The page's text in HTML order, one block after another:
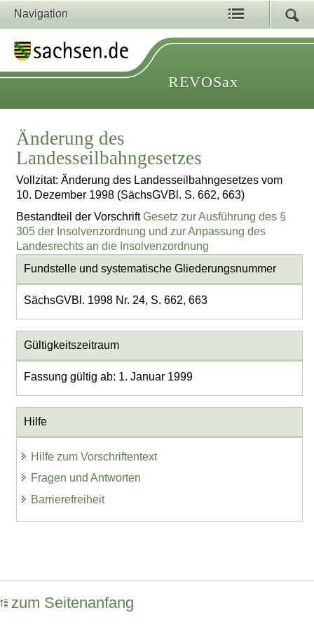
Navigation
REVOSax
Änderung des
Landesseilbahngesetzes
Vollzitat: Änderung des Landesseilbahngesetzes vom
10. Dezember 1998 (SächsGVBl. S. 662, 663)
Bestandteil der VorschriftGesetz zur Ausführung des §
305 der Insolvenzordnung und zur Anpassung des
Landesrechts an die Insolvenzordnung
Fundstelle und systematische Gliederungsnummer
SächsGVBl. 1998 Nr. 24, S. 662, 663
Gültigkeitszeitraum
Fassung gültig ab: 1. Januar 1999
Hilfe
Hilfe zum Vorschriftentext
Fragen und Antworten
Barrierefreiheit
zum Seitenanfang